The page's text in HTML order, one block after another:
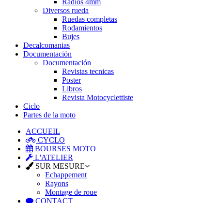
Radios 4mm
Diversos rueda
Ruedas completas
Rodamientos
Bujes
Decalcomanias
Documentación
Documentación
Revistas tecnicas
Poster
Libros
Revista Motocyclettiste
Ciclo
Partes de la moto
ACCUEIL
CYCLO
BOURSES MOTO
L'ATELIER
SUR MESURE
Echappement
Rayons
Montage de roue
CONTACT